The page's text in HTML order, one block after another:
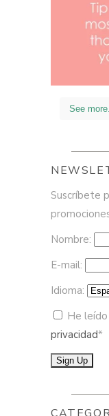
See
Suscríbete
Nombre:
E-mail:
Idioma:
He
privacidad*